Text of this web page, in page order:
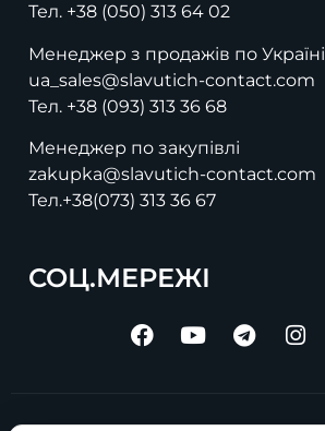
Тел. +38 (050) 313 64 02
Менеджер з продажів по Україні
ua_sales@slavutich-contact.com
Тел. +38 (093) 313 36 68
Менеджер по закупівлі
zakupka@slavutich-contact.com
Тел.+38(073) 313 36 67
СОЦ.МЕРЕЖІ